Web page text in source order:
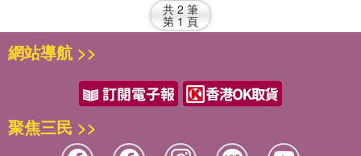
共 2 筆
第 1 頁
網站導航 >>
聚焦三民 >>